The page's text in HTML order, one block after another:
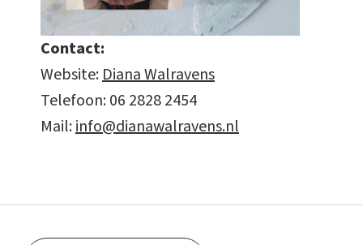
Contact:
Website: Diana Walravens
Telefoon: 06 2828 2454
Mail:info@dianawalravens.nl